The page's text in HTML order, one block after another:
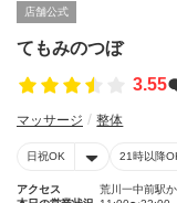
店舗公式
てもみのつぼ
3.55
マッサージ 整体
日祝OK 21時以降
アクセス
荒川一中前駅